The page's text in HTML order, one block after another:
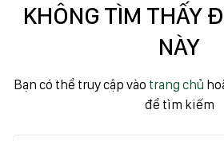
KHÔNG TÌM THẤY
NÀY
Bạn có thể truy cập vào trang chủ
để tìm kiếm